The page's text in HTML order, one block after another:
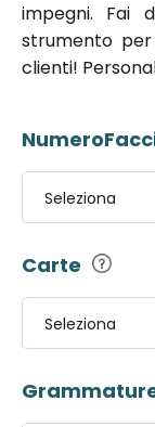
impegni. Fai
strumento
clienti!
Seleziona
Carte
Seleziona